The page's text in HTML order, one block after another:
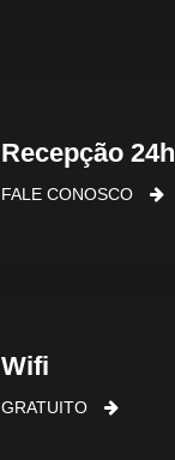
Recepção 24h
FALE CONOSCO
Wifi
GRATUITO